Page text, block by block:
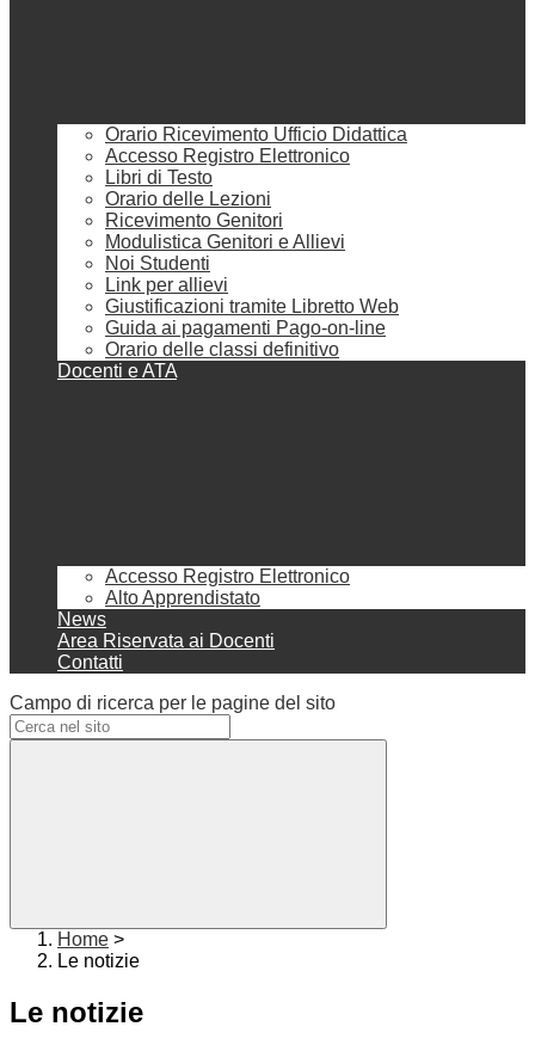
Orario Ricevimento Ufficio Didattica
Accesso Registro Elettronico
Libri di Testo
Orario delle Lezioni
Ricevimento Genitori
Modulistica Genitori e Allievi
Noi Studenti
Link per allievi
Giustificazioni tramite Libretto Web
Guida ai pagamenti Pago-on-line
Orario delle classi definitivo
Docenti e ATA
Accesso Registro Elettronico
Alto Apprendistato
News
Area Riservata ai Docenti
Contatti
Campo di ricerca per le pagine del sito
Home >
Le notizie
Le notizie